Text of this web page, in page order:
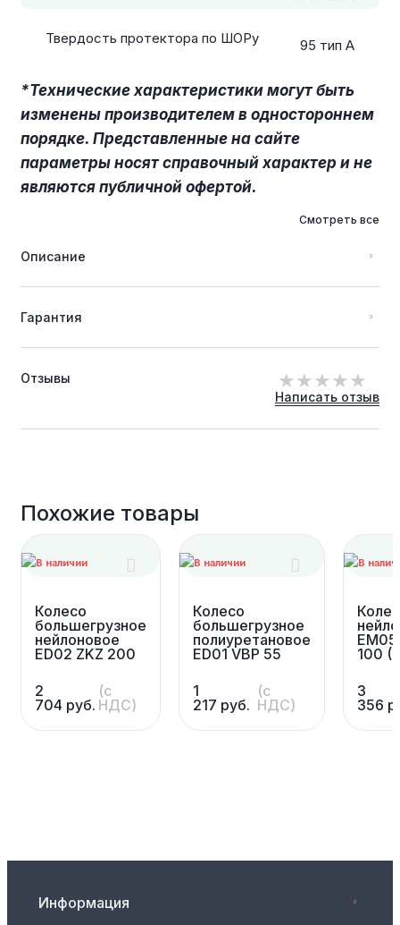
Описание
Твердость протектора по ШОРу 95 тип А
*Технические характеристики могут быть
изменены производителем в одностороннем
порядке. Представленные на сайте
параметры носят справочный характер и не
являются публичной офертой.
Смотреть все
Гарантия
Отзывы
Написать отзыв
Похожие товары
Колесо
большегрузное
нейлоновое
ED02 ZKZ 200
2
704 руб.
(с
НДС)
Колесо
большегрузное
полиуретановое
ED01 VBP 55
1
217 руб.
(с
НДС)
100
3
356
Информация